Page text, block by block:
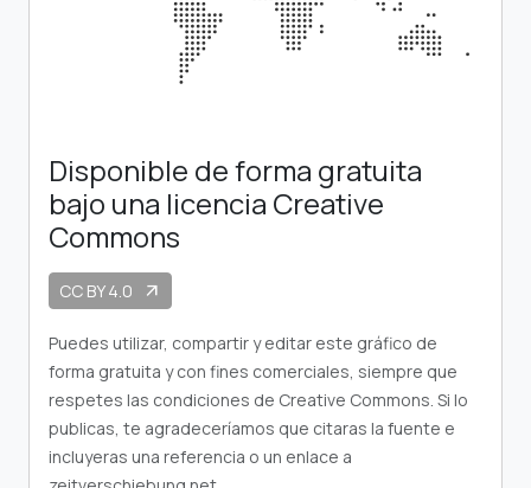
Disponible de forma gratuita
bajo una licencia Creative
Commons
CC BY 4.0 arrow_outward
Puedes utilizar, compartir y editar este gráfico de
forma gratuita y con fines comerciales, siempre que
respetes las condiciones de Creative Commons. Si lo
publicas, te agradeceríamos que citaras la fuente e
incluyeras una referencia o un enlace a